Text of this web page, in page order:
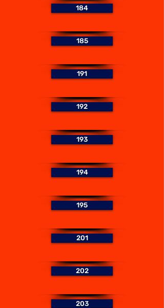
184
185
191
192
193
194
195
201
202
203